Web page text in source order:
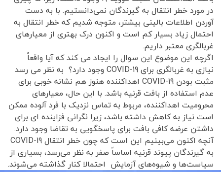
در مورد خطر انتقال به گیرندگان نمی‌دانستیم. با به دست
آوردن اطلاعات بالینی بیشتر، متوجه شدیم که خطر انتقال به
احتمال زیاد بسیار کم است و اکنون درک بهتری از معیارهای
غربالگری معتبر داریم.
اگرچه این موضوع این سوال را ایجاد می کند که آیا واقعاً
نیازی به غربالگری برای COVID-19 وجود دارد؟ به نظر می رسد
مثبت بودن COVID-19 اهداکننده هنوز هم نشانه خوبی برای
عدم استفاده از بافت قرنیه باشد. با این حال، معیارهای
محرومیت اهداکننده، مربوط به تماس نزدیک با فرد آلوده ممکن
است نیاز به کاهش داشته باشد، زیرا نگرانی فزاینده ای برای
داشتن عرضه کافی بافت برای پاسخگویی به تقاضا وجود دارد.
آنچه اکنون می‌بینیم این است که چون خطر انتقال COVID-19
به گیرندگان پیوند قرنیه اساساً صفر به نظر می‌رسد، بسیاری از
سیاست‌ها و شیوه‌های آزمایش احتمالا کنار گذاشته می‌شوند.